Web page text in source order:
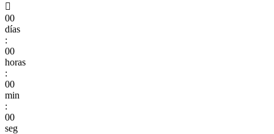

00
días
:
00
horas
:
00
min
:
00
seg